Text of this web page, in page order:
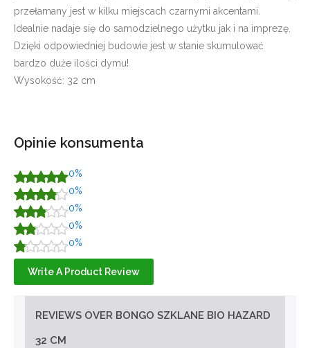
przełamany jest w kilku miejscach czarnymi akcentami.
Idealnie nadaje się do samodzielnego użytku jak i na imprezę.
Dzięki odpowiedniej budowie jest w stanie skumulować
bardzo duże ilości dymu!
Wysokość: 32 cm
Opinie konsumenta
0%
0%
0%
0%
0%
Write A Product Review
REVIEWS OVER BONGO SZKLANE BIO HAZARD
32 CM